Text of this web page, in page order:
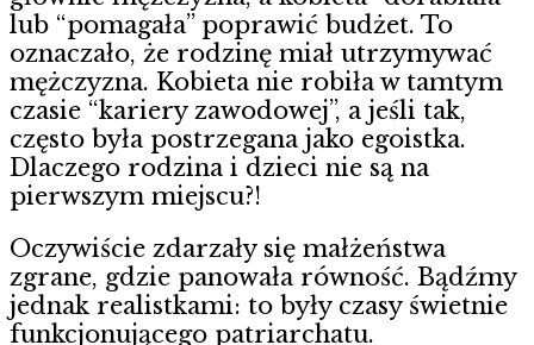
lub “pomagała” poprawić budżet. To
oznaczało, że rodzinę miał utrzymywać
mężczyzna. Kobieta nie robiła w tamtym
czasie “kariery zawodowej”, a jeśli tak,
często była postrzegana jako egoistka.
Dlaczego rodzina i dzieci nie są na
pierwszym miejscu?!
Oczywiście zdarzały się małżeństwa
zgrane, gdzie panowała równość. Bądźmy
jednak realistkami: to były czasy świetnie
funkcjonującego patriarchatu.